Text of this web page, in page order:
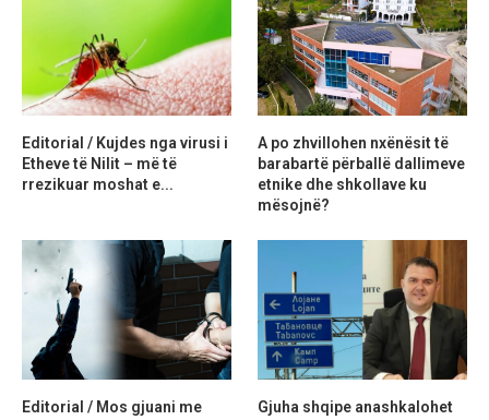
Editorial / Kujdes nga virusi i
Etheve të Nilit – më të
rrezikuar moshat e...
A po zhvillohen nxënësit të
barabartë përballë dallimeve
etnike dhe shkollave ku
mësojnë?
Editorial / Mos gjuani me
Gjuha shqipe anashkalohet